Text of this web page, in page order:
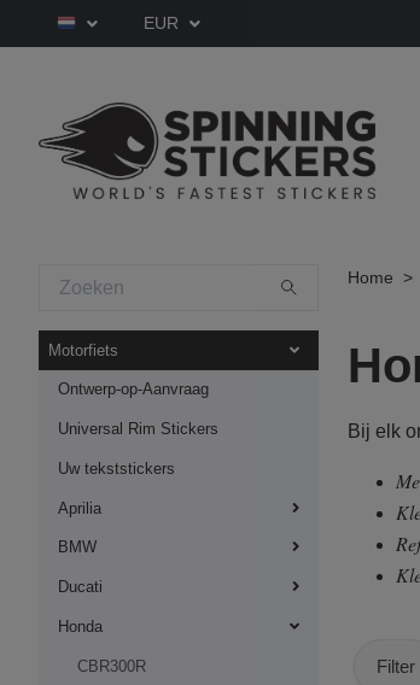
EUR
Motorfiets
Ontwerp-op-Aanvraag
Universal Rim Stickers
Uw tekststickers
Aprilia
BMW
Ducati
Honda
CBR300R
Home
Bij elk
Filter